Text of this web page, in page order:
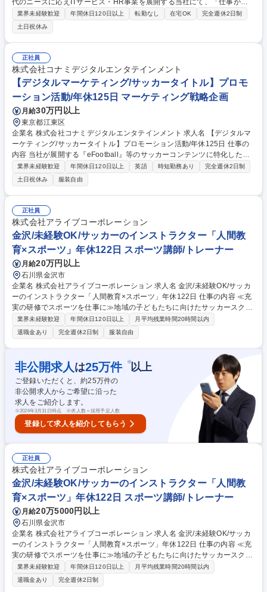
代のニーズに応えITサービス・HR事業を展開する当社にて、「仕事が楽
しいと、人生が楽しい。」というスローガンのもと、一緒に働きません
か？貴方のご希望と適性に合わせて職種を相談していくポジションです！
■HR事業：採用実施企業の開拓をお任せします。テレアポ～企業訪問・商
談を通して実際に担当者から採用ニーズをヒアリングし、最適なサービス
をご提案します。 ■デジタルリスク事業:インターネット上の誹謗中傷やネ
ガティブな情報が表示されてしまう企業に対して、「風評被害対策」とい
うソリューションを提案。 募集職種 未経験OK★東京【オープンポジショ
ン】2008年に元サッカー選手の代表が創設
業界未経験歓迎 年間休日120日以上 転勤なし 在宅OK
完全週休2日制
土日祝休み
正社員
株式会社コナミデジタルエンタテインメント
【デジタルマーケティング/サッカータイトル】プロモ
ーション活動/年休125日 マーケティング戦略企画
月給30万円以上
東京都江東区
企業名 株式会社コナミデジタルエンタテインメント 求人名 【デジタルマ
ーケティング/サッカータイトル】プロモーション活動/年休125日 仕事の
内容 当社が展開する『eFootball』等のサッカーコンテンツに特化したマ
ーケティング担当として、タイトルの魅力を国内外のユーザーへ最大限届
けるためのプロモーション活動を推進いただきます。 ゲーム業界経験者は
もちろん、Web系事業会社・広告代理店出身の方など、幅広く活躍してい
ます。【詳細】■ユーザー視点／ファネル別のコミュニケーション戦略の
企画・実行：サッカーファンに響くクリエイティブ・動画・SNS施策・イ
ンフルエンサー施策など■目的達成に必要なKPI設定とPDCA推進■サッカ
ー選手やサッカークラブとの連動施策などの企画・実行■広告代理店や制
作会社・外部パートナーとの連携／ディレクション 募集職種 【デジタル
マーケティング/サッカータイトル】プロモーション活動/年休125日
業界未経験歓迎 年間休日120日以上 英語 時短勤務あり
完全週休2日制
土日祝休み
服装自由
正社員
株式会社アライブコーポレーション
金沢/未経験OK/サッカーのインストラクター「人間教
育×スポーツ」年休122日 スポーツ講師/トレーナー
月給20万円以上
石川県金沢市
企業名 株式会社アライブコーポレーション 求人名 金沢/未経験OK/サッカ
ーのインストラクター「人間教育×スポーツ」年休122日 仕事の内容 ≪充
実の研修でスポーツを仕事に≫地域の子どもたちに向けたサッカースクー
ルの運営・指導をお任せします。明確な評価制度と段階的な研修があり、
未経験から教育のプロへ成長可能です。 ■スクール指導：幼児から小学生
を対象に１クラス約１０から３０名へ指導（1回約60分程度） ■教室運
営：体験会の企画やチラシ配布を通じた会員獲得 ■イベント企画：（毎年
子どもの大きな成長に職員が感動する）合宿や大会の企画・運営 ★入会イ
ンセンティブ有！（1人の入会につき3,000円を支給） 募集職種 金沢/未経
験OK/サッカーのインストラクター「人間教育×スポーツ」年休122日
業界未経験歓迎 年間休日120日以上
月平均残業時間20時間以内
退職金あり
完全週休2日制 服装自由
非公開求人 は25万件 ※以上
ご登録いただくと、約25万件の
非公開求人からご希望に沿った
求人をご紹介します。
※2026年3月31日時点 ※求人数＝採用予定人数
登録して求人を紹介してもらう
正社員
株式会社アライブコーポレーション
金沢/未経験OK/サッカーのインストラクター「人間教
育×スポーツ」年休122日 スポーツ講師/トレーナー
月給20万5000円以上
石川県金沢市
企業名 株式会社アライブコーポレーション 求人名 金沢/未経験OK/サッカ
ーのインストラクター「人間教育×スポーツ」年休122日 仕事の内容 ≪充
実の研修でスポーツを仕事に≫地域の子どもたちに向けたサッカースクー
ルの運営・指導をお任せします。明確な評価制度と段階的な研修があり、
未経験から教育のプロへ成長可能です。 ■スクール指導：幼児から小学生
を対象に１クラス約１０から３０名へ指導（1回約60分程度） ■教室運
業界未経験歓迎 年間休日120日以上
月平均残業時間20時間以内
退職金あり
完全週休2日制